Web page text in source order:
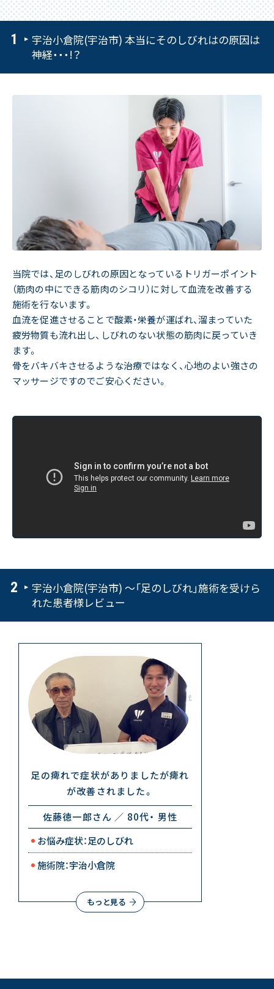
宇治小倉院(宇治市) 本当にそのしびれはの原因は
神経・・・!？
当院では、足のしびれの原因となっているトリガーポイント
（筋肉の中にできる筋肉のシコリ）に対して血流を改善する
施術を行ないます。
血流を促進させることで酸素・栄養が運ばれ、溜まっていた
疲労物質も流れ出し、しびれのない状態の筋肉に戻っていき
ます。
骨をバキバキさせるような治療ではなく、心地のよい強さの
マッサージですのでご安心ください。
宇治小倉院(宇治市) 〜「足のしびれ」施術を受けら
れた患者様レビュー
足の痺れで症状がありましたが痺れ
が改善されました。
佐藤徳一郎さん ／ 80代・ 男性
お悩み症状：足のしびれ
施術院：宇治小倉院
もっと見る